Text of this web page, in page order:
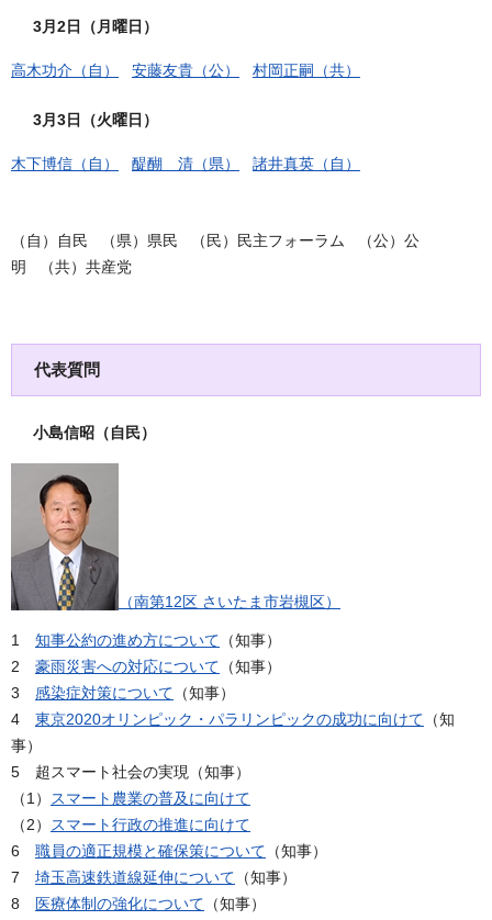
3月2日（月曜日）
高木功介（自） 安藤友貴（公） 村岡正嗣（共）
3月3日（火曜日）
木下博信（自） 醍醐 清（県） 諸井真英（自）
（自）自民 （県）県民 （民）民主フォーラム （公）公
明 （共）共産党
代表質問
小島信昭（自民）
（南第12区 さいたま市岩槻区）
1 知事公約の進め方について （知事）
2 豪雨災害への対応について （知事）
3 感染症対策について （知事）
4 東京2020オリンピック・パラリンピックの成功に向けて （知
事）
5 超スマート社会の実現（知事）
（1） スマート農業の普及に向けて
（2） スマート行政の推進に向けて
6 職員の適正規模と確保策について （知事）
7 埼玉高速鉄道線延伸について （知事）
8
医療体制の強化について （知事）